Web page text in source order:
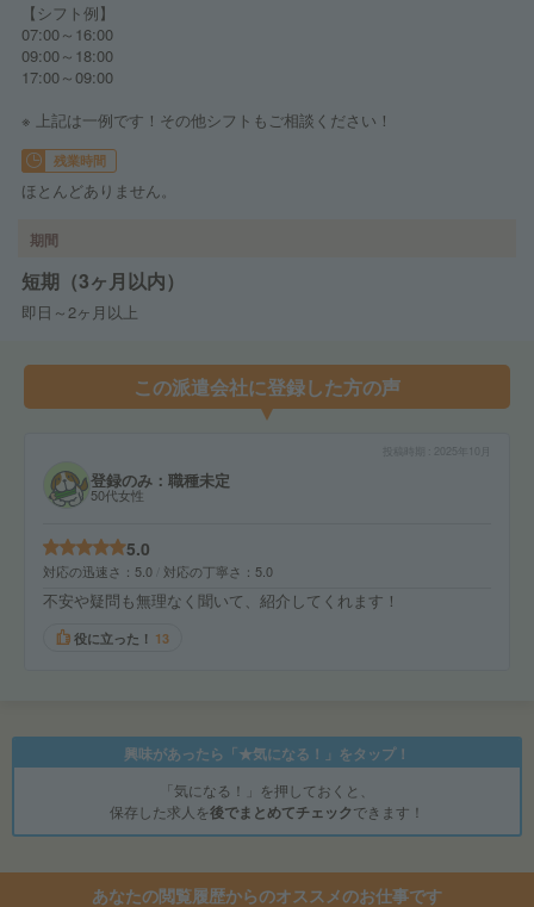
【シフト例】
07:00～16:00
09:00～18:00
17:00～09:00
※ 上記は一例です！その他シフトもご相談ください！
残業時間
ほとんどありません。
期間
短期（3ヶ月以内）
即日～2ヶ月以上
この派遣会社に登録した方の声
2025年10月
登録のみ：職種未定
50代女性
5.0
対応の迅速さ 5.0 対応の丁寧さ 5.0
不安や疑問も無理なく聞いて、紹介してくれます！
役に立った！ 13
興味があったら「★気になる！」をタップ！
「気になる！」を押しておくと、
保存した求人を後でまとめてチェックできます！
あなたの閲覧履歴からのオススメのお仕事です